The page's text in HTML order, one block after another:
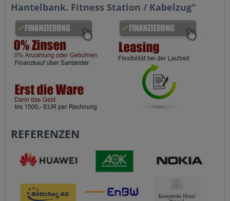
Hantelbank. Fitness Station / Kabelzug"
REFERENZEN